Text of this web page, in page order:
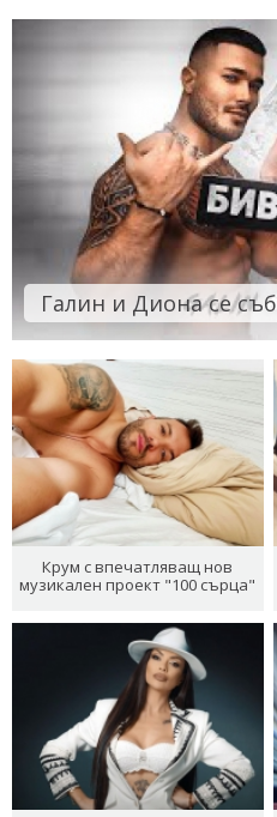
Галин и Диона се
Крум с впечатляващ нов
музикален проект "100 сърца"